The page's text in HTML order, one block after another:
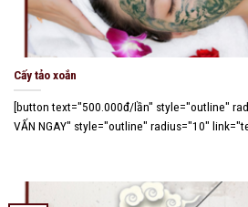
Cấy tảo xoắn
[button text="500.000đ/lần" style="outline"
VẤN NGAY" style="outline" radius="10"